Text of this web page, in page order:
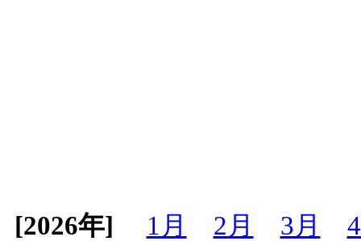
[2026年] 1月 2月 3月